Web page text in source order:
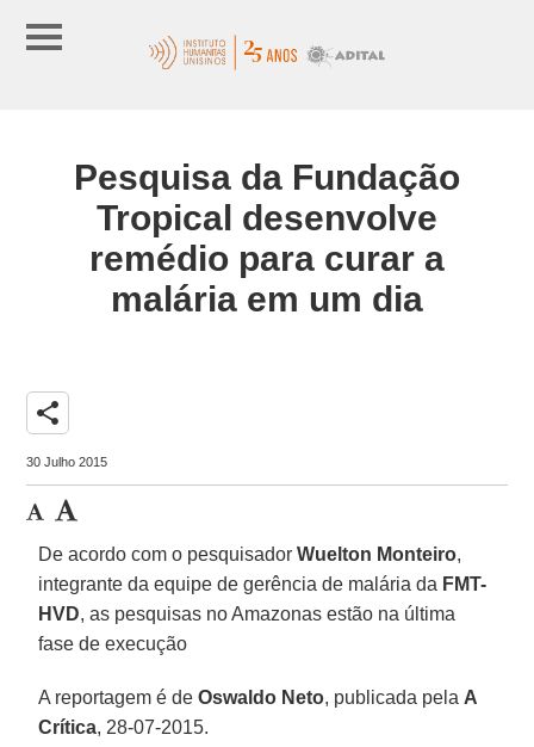
Pesquisa da Fundação
Tropical desenvolve
remédio para curar a
malária em um dia
share
30 Julho 2015
De acordo com o pesquisadorWuelton Monteiro,
integrante da equipe de gerência de malária da FMT-
HVD, as pesquisas no Amazonas estão na última
fase de execução
A reportagem é deOswaldo Neto, publicada pela A
Crítica, 28-07-2015.